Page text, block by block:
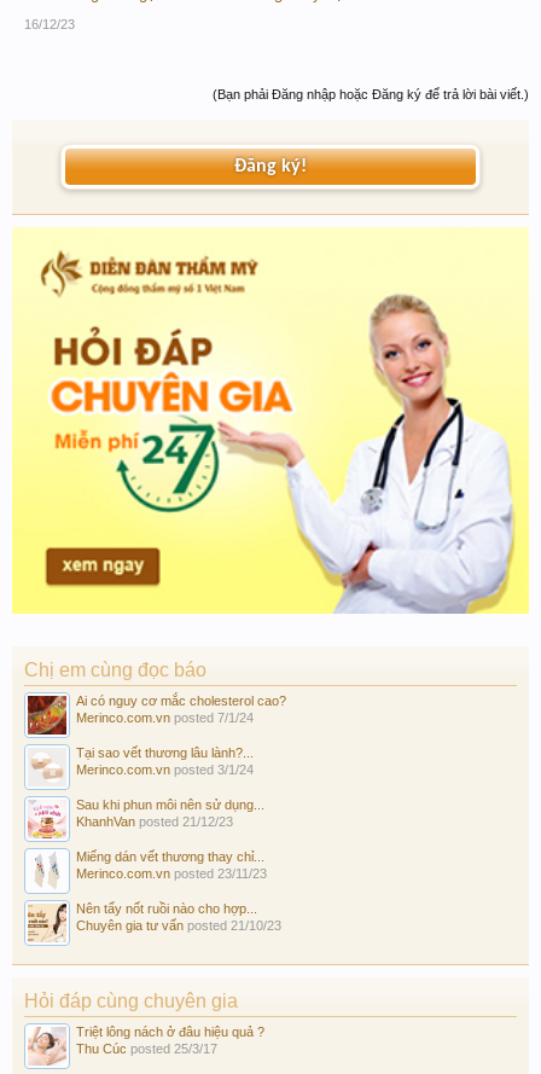
16/12/23
(Bạn phải Đăng nhập hoặc Đăng ký để trả lời bài viết.)
Đăng ký!
Chị em cùng đọc báo
Ai có nguy cơ mắc cholesterol cao?
Merinco.com.vn posted 7/1/24
Tại sao vết thương lâu lành?...
Merinco.com.vn posted 3/1/24
Sau khi phun môi nên sử dụng...
KhanhVan posted 21/12/23
Miếng dán vết thương thay chỉ...
Merinco.com.vn posted 23/11/23
Nên tẩy nốt ruồi nào cho hợp...
Chuyên gia tư vấn posted 21/10/23
Hỏi đáp cùng chuyên gia
Triệt lông nách ở đâu hiệu quả ?
Thu Cúc posted 25/3/17